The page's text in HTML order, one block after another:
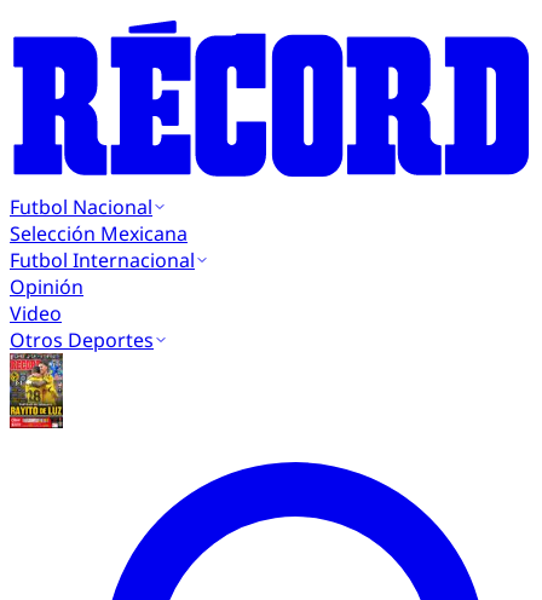
Futbol Nacional
Selección Mexicana
Futbol Internacional
Opinión
Video
Otros Deportes